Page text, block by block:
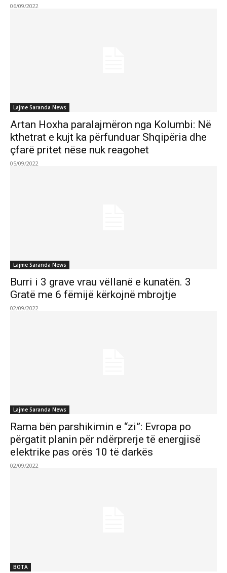
06/09/2022
Lajme Saranda News
Artan Hoxha paralajmëron nga Kolumbi: Në
kthetrat e kujt ka përfunduar Shqipëria dhe
çfarë pritet nëse nuk reagohet
05/09/2022
Lajme Saranda News
Burri i 3 grave vrau vëllanë e kunatën. 3
Gratë me 6 fëmijë kërkojnë mbrojtje
02/09/2022
Lajme Saranda News
Rama bën parshikimin e “zi”: Evropa po
përgatit planin për ndërprerje të energjisë
elektrike pas orës 10 të darkës
02/09/2022
BOTA